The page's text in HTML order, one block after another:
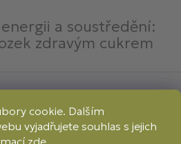
cookie. Dalším
vyjadřujete souhlas s jejich
zde
a soustředění:
zdravým cukrem
Převod Dobírka
dopravy: